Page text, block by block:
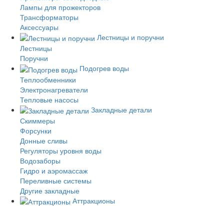
Лампы для прожекторов
Трансформаторы
Аксессуары
Лестницы и поручни
Лестницы
Поручни
Подогрев воды
Теплообменники
Электронагреватели
Тепловые насосы
Закладные детали
Скиммеры
Форсунки
Донные сливы
Регуляторы уровня воды
Водозаборы
Гидро и аэромассаж
Переливные системы
Другие закладные
Аттракционы